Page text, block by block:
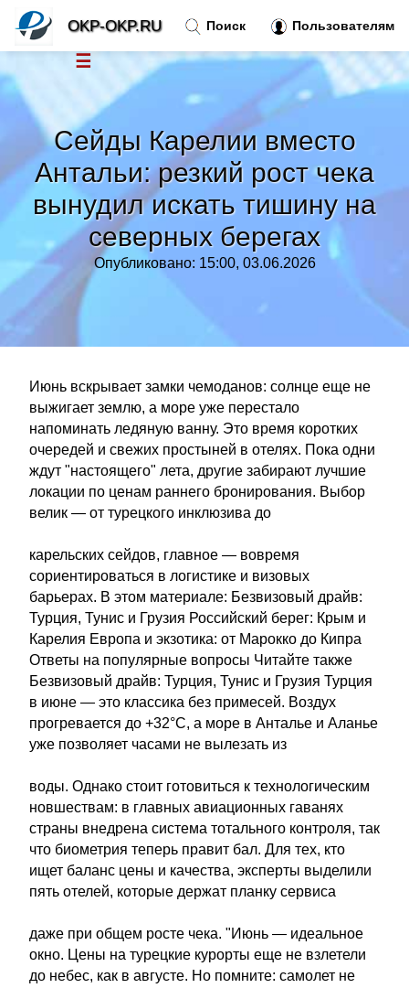
Сейды Карелии вместо
Антальи: резкий рост чека
вынудил искать тишину на
северных берегах
Опубликовано: 15:00, 03.06.2026
Июнь вскрывает замки чемоданов: солнце еще не
выжигает землю, а море уже перестало
напоминать ледяную ванну. Это время коротких
очередей и свежих простыней в отелях. Пока одни
ждут "настоящего" лета, другие забирают лучшие
локации по ценам раннего бронирования. Выбор
велик — от турецкого инклюзива до
карельских сейдов, главное — вовремя
сориентироваться в логистике и визовых
барьерах. В этом материале: Безвизовый драйв:
Турция, Тунис и Грузия Российский берег: Крым и
Карелия Европа и экзотика: от Марокко до Кипра
Ответы на популярные вопросы Читайте также
Безвизовый драйв: Турция, Тунис и Грузия Турция
в июне — это классика без примесей. Воздух
прогревается до +32°C, а море в Анталье и Аланье
уже позволяет часами не вылезать из
воды. Однако стоит готовиться к технологическим
новшествам: в главных авиационных гаванях
страны внедрена система тотального контроля, так
что биометрия теперь правит бал. Для тех, кто
ищет баланс цены и качества, эксперты выделили
пять отелей, которые держат планку сервиса
даже при общем росте чека. "Июнь — идеальное
окно. Цены на турецкие курорты еще не взлетели
до небес, как в августе. Но помните: самолет не
Поиск Пользователям
OKP-OKP.RU
☰
Тренды новостей »
Рубрики»
Правила »